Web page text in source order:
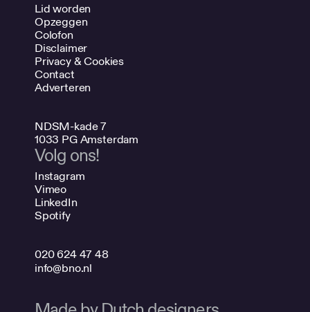
Lid worden
Opzeggen
Colofon
Disclaimer
Privacy & Cookies
Contact
Adverteren
NDSM-kade 7
1033 PG Amsterdam
Volg ons!
Instagram
Vimeo
LinkedIn
Spotify
020 624 47 48
info@bno.nl